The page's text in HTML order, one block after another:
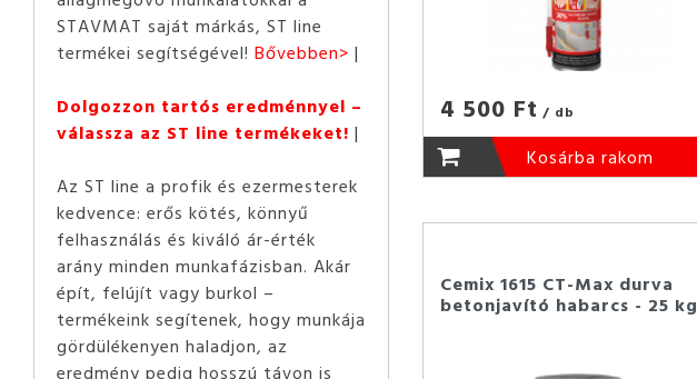
STAVMAT saját márkás, ST line
termékei segítségével! Bővebben>
Dolgozzon tartós eredménnyel –
válassza az ST line termékeket!
Az ST line a profik és ezermesterek
kedvence: erős kötés, könnyű
felhasználás és kiváló ár-érték
arány minden munkafázisban. Akár
épít, felújít vagy burkol –
termékeink segítenek, hogy munkája
gördülékenyen haladjon, az
eredmény pedig hosszú távon is
4 500 Ft / db
Kosárba rakom
Cemix 1615 CT-Max durva
betonjavító habarcs - 25 kg